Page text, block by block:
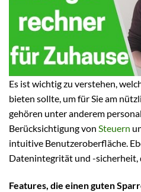
Es ist wichtig zu verstehen,
bieten sollte, um für Sie am
gehören unter anderem
Berücksichtigung von Steuern
intuitive Benutzeroberfläche.
Datenintegrität und -sicherheit,
Features, die einen guten